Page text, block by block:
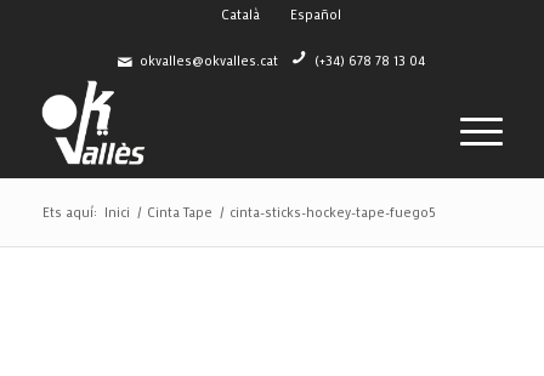
Català Español
okvalles@okvalles.cat (+34) 678 78 13 04
Ets aquí: Inici / Cinta Tape / cinta-sticks-hockey-tape-fuego5